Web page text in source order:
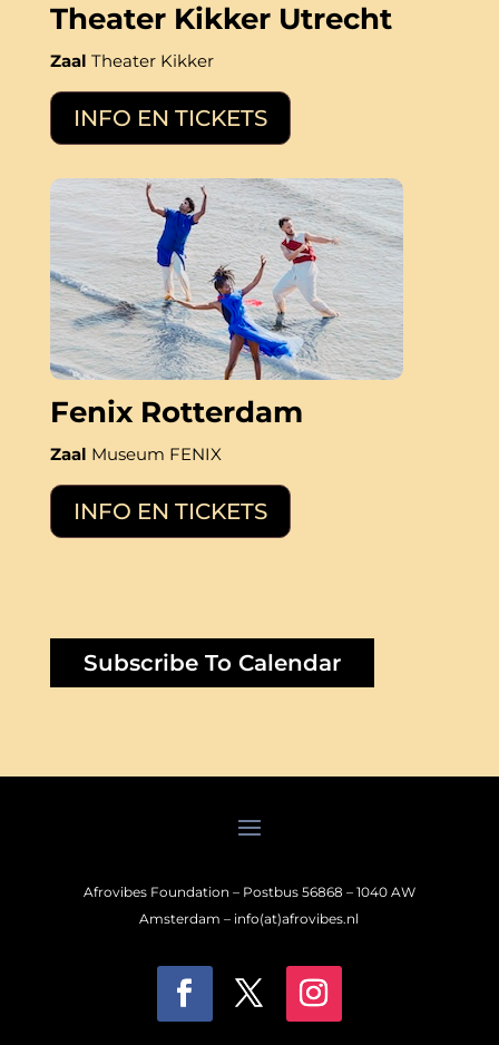
Theater Kikker Utrecht
Zaal Theater Kikker
INFO EN TICKETS
Fenix Rotterdam
Zaal Museum FENIX
INFO EN TICKETS
Subscribe To Calendar
Afrovibes Foundation – Postbus 56868 – 1040 AW
Amsterdam – info(at)afrovibes.nl